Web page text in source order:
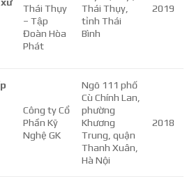
Thái Thụy
– Tập
Đoàn Hòa
Phát
Thái Thụy,
tỉnh Thái
Bình
2019
Công ty Cổ
Phần Kỹ
Nghệ GK
Ngõ 111 phố
Cù Chính Lan,
phường
Khương
Trung, quận
Thanh Xuân,
Hà Nội
2018